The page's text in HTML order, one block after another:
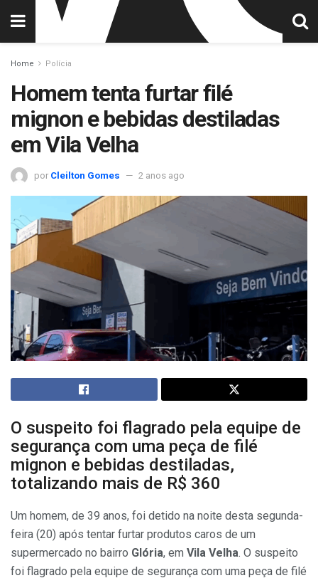
Home Polícia
Homem tenta furtar filé
mignon e bebidas destiladas
em Vila Velha
por Cleilton Gomes 2 anos ago
O suspeito foi flagrado pela equipe de
segurança com uma peça de filé
mignon e bebidas destiladas,
totalizando mais de R$ 360
Um homem, de 39 anos, foi detido na noite desta segunda-
feira (20) após tentar furtar produtos caros de um
supermercado no bairro Glória, em Vila Velha. O suspeito
foi flagrado pela equipe de segurança com uma peça de filé